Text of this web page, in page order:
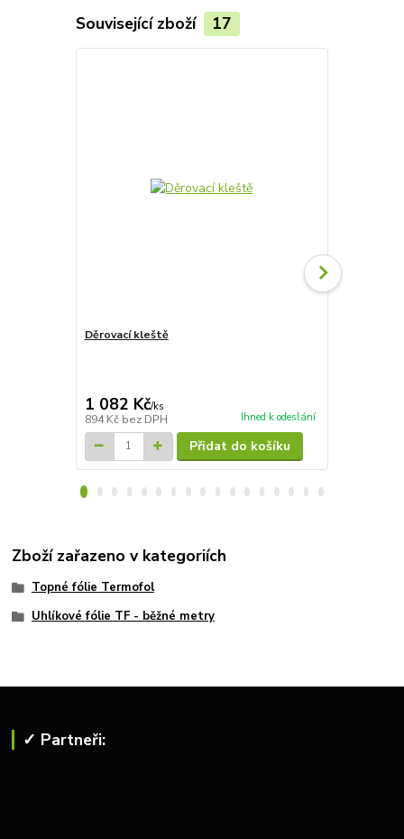
Související zboží 17
Děrovací kleště
1 082 Kč/ks
894 Kč bez DPH Ihned k odeslání
Přidat do košíku
Zboží zařazeno v kategoriích
Topné fólie Termofol
Uhlíkové fólie TF - běžné metry
✓ Partneři: